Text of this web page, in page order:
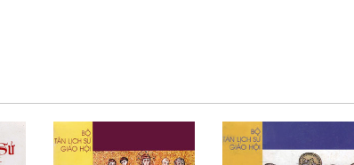
IV. Tình hình Giáo hội cuối thế kỷ thứ IV
1. Tây phương phát triển
2. Lạc giáo Priscillianô